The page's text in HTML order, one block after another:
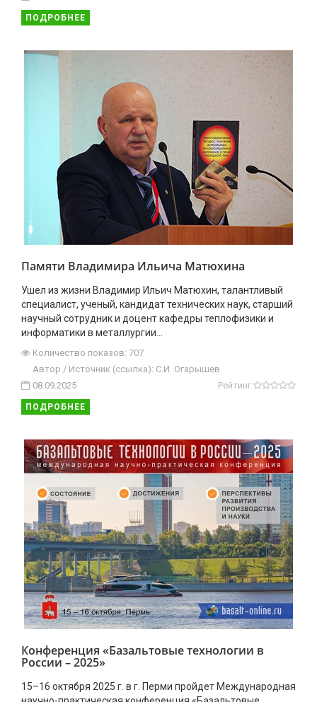
ПОДРОБНЕЕ
Памяти Владимира Ильича Матюхина
Ушел из жизни Владимир Ильич Матюхин, талантливый
специалист, ученый, кандидат технических наук, старший
научный сотрудник и доцент кафедры теплофизики и
информатики в металлургии...
Количество показов: 707
Автор / Источник (ссылка): С.И. Огарышев
08.09.2025
Рейтинг
ПОДРОБНЕЕ
Конференция «Базальтовые технологии в
России – 2025»
15–16 октября 2025 г. в г. Перми пройдет Международная